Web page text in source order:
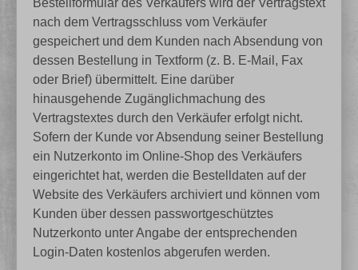
Bestellformular des Verkäufers wird der Vertragstext
nach dem Vertragsschluss vom Verkäufer
gespeichert und dem Kunden nach Absendung von
dessen Bestellung in Textform (z. B. E-Mail, Fax
oder Brief) übermittelt. Eine darüber
hinausgehende Zugänglichmachung des
Vertragstextes durch den Verkäufer erfolgt nicht.
Sofern der Kunde vor Absendung seiner Bestellung
ein Nutzerkonto im Online-Shop des Verkäufers
eingerichtet hat, werden die Bestelldaten auf der
Website des Verkäufers archiviert und können vom
Kunden über dessen passwortgeschütztes
Nutzerkonto unter Angabe der entsprechenden
Login-Daten kostenlos abgerufen werden.